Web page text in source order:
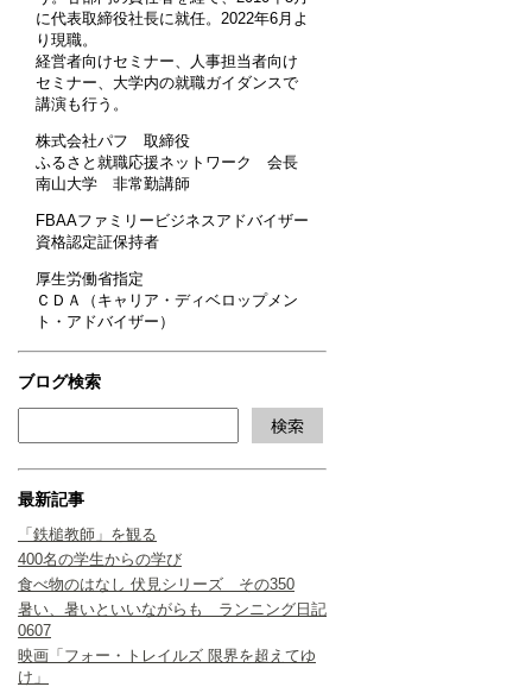
に代表取締役社長に就任。2022年6月よ
り現職。
経営者向けセミナー、人事担当者向け
セミナー、大学内の就職ガイダンスで
講演も行う。
株式会社パフ 取締役
ふるさと就職応援ネットワーク 会長
南山大学 非常勤講師
FBAAファミリービジネスアドバイザー
資格認定証保持者
厚生労働省指定
ＣＤＡ（キャリア・ディベロップメン
ト・アドバイザー）
ブログ検索
最新記事
「鉄槌教師」を観る
400名の学生からの学び
食べ物のはなし 伏見シリーズ その350
暑い、暑いといいながらも ランニング日記
0607
映画「フォー・トレイルズ 限界を超えてゆ
け」